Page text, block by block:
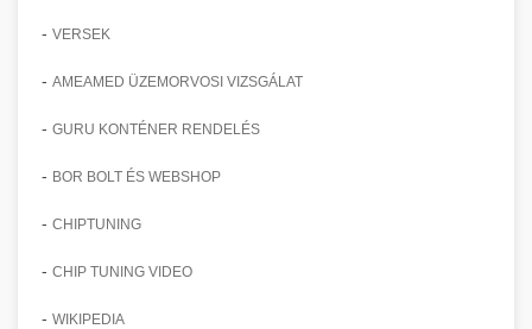
- VERSEK
- AMEAMED ÜZEMORVOSI VIZSGÁLAT
- GURU KONTÉNER RENDELÉS
- BOR BOLT ÉS WEBSHOP
- CHIPTUNING
- CHIP TUNING VIDEO
- WIKIPEDIA